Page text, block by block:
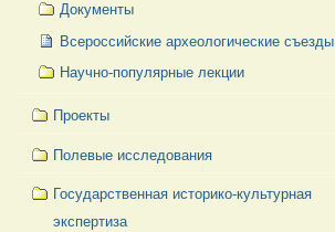
Документы
Всероссийские археологические съезды
Научно-популярные лекции
Проекты
Полевые исследования
Государственная историко-культурная
экспертиза